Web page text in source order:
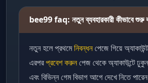
bee99 faq: নতুন ব্যবহারকারী কীভাবে শুরু
নতুন হলে প্রথমেনিবন্ধনপেজে গিয়ে
এরপরপ্রবেশ করুনপেজ থেকে অ্যাকাউন্টে
এবং বিভিন্ন গেম বিভাগ আগে দেখে নিতে